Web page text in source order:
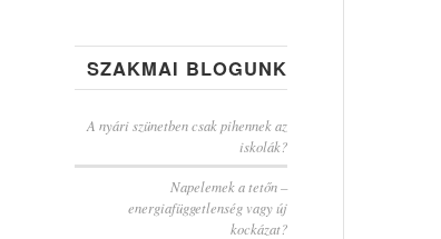
SZAKMAI BLOGUNK
A nyári szünetben csak pihennek az
iskolák?
Napelemek a tetőn –
energiafüggetlenség vagy új
kockázat?